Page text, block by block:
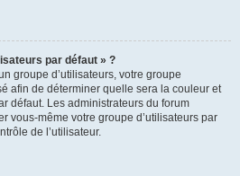
par défaut » ?
groupe d’utilisateurs, votre groupe
afin de déterminer quelle sera la couleur et
défaut. Les administrateurs du forum
vous-même votre groupe d’utilisateurs par
de l’utilisateur.